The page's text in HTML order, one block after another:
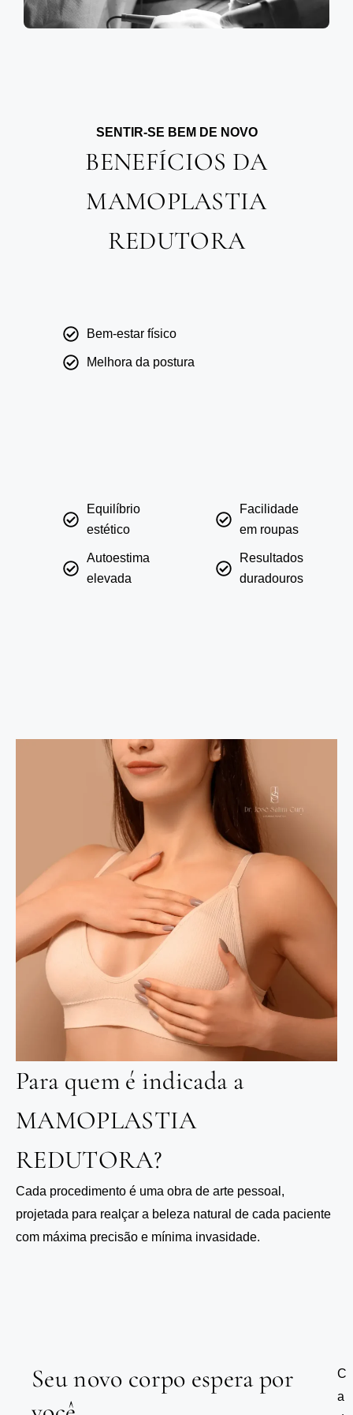
SENTIR-SE BEM DE NOVO
BENEFÍCIOS DA
MAMOPLASTIA
REDUTORA
Bem-estar físico
Melhora da postura
Equilíbrio
estético
Autoestima
elevada
Facilidade
em roupas
Resultados
duradouros
Para quem é indicada a
MAMOPLASTIA
REDUTORA?
Cada procedimento é uma obra de arte pessoal,
projetada para realçar a beleza natural de cada paciente
com máxima precisão e mínima invasidade.
Seu novo corpo espera por
C
a